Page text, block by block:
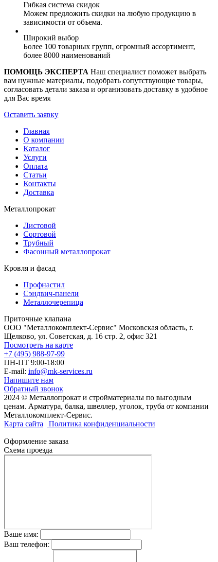
Гибкая система скидок
Можем предложить скидки на любую продукцию в
зависимости от объема.
Широкий выбор
Более 100 товарных групп, огромный ассортимент,
более 8000 наименований
ПОМОЩЬ ЭКСПЕРТА Наш специалист поможет выбрать
вам нужные материалы, подобрать сопутствующие товары,
согласовать детали заказа и организовать доставку в удобное
для Вас время
Оставить заявку
Главная
О компании
Каталог
Услуги
Оплата
Статьи
Контакты
Доставка
Металлопрокат
Листовой
Сортовой
Трубный
Фасонный металлопрокат
Кровля и фасад
Профнастил
Сэндвич-панели
Металлочерепица
Приточные клапана
ООО "Металлокомплект-Сервис" Московская область, г.
Щелково, ул. Советская, д. 16 стр. 2, офис 321
Посмотреть на карте
+7 (495) 988-97-99
ПН-ПТ 9:00-18:00
E-mail: info@mk-services.ru
Напишите нам
Обратный звонок
2024 © Металлопрокат и стройматериалы по выгодным
ценам. Арматура, балка, швеллер, уголок, труба от компании
Металлокомплект-Сервис.
Карта сайта | Политика конфиденциальности
Оформление заказа
Схема проезда
Ваше имя:
Ваш телефон: